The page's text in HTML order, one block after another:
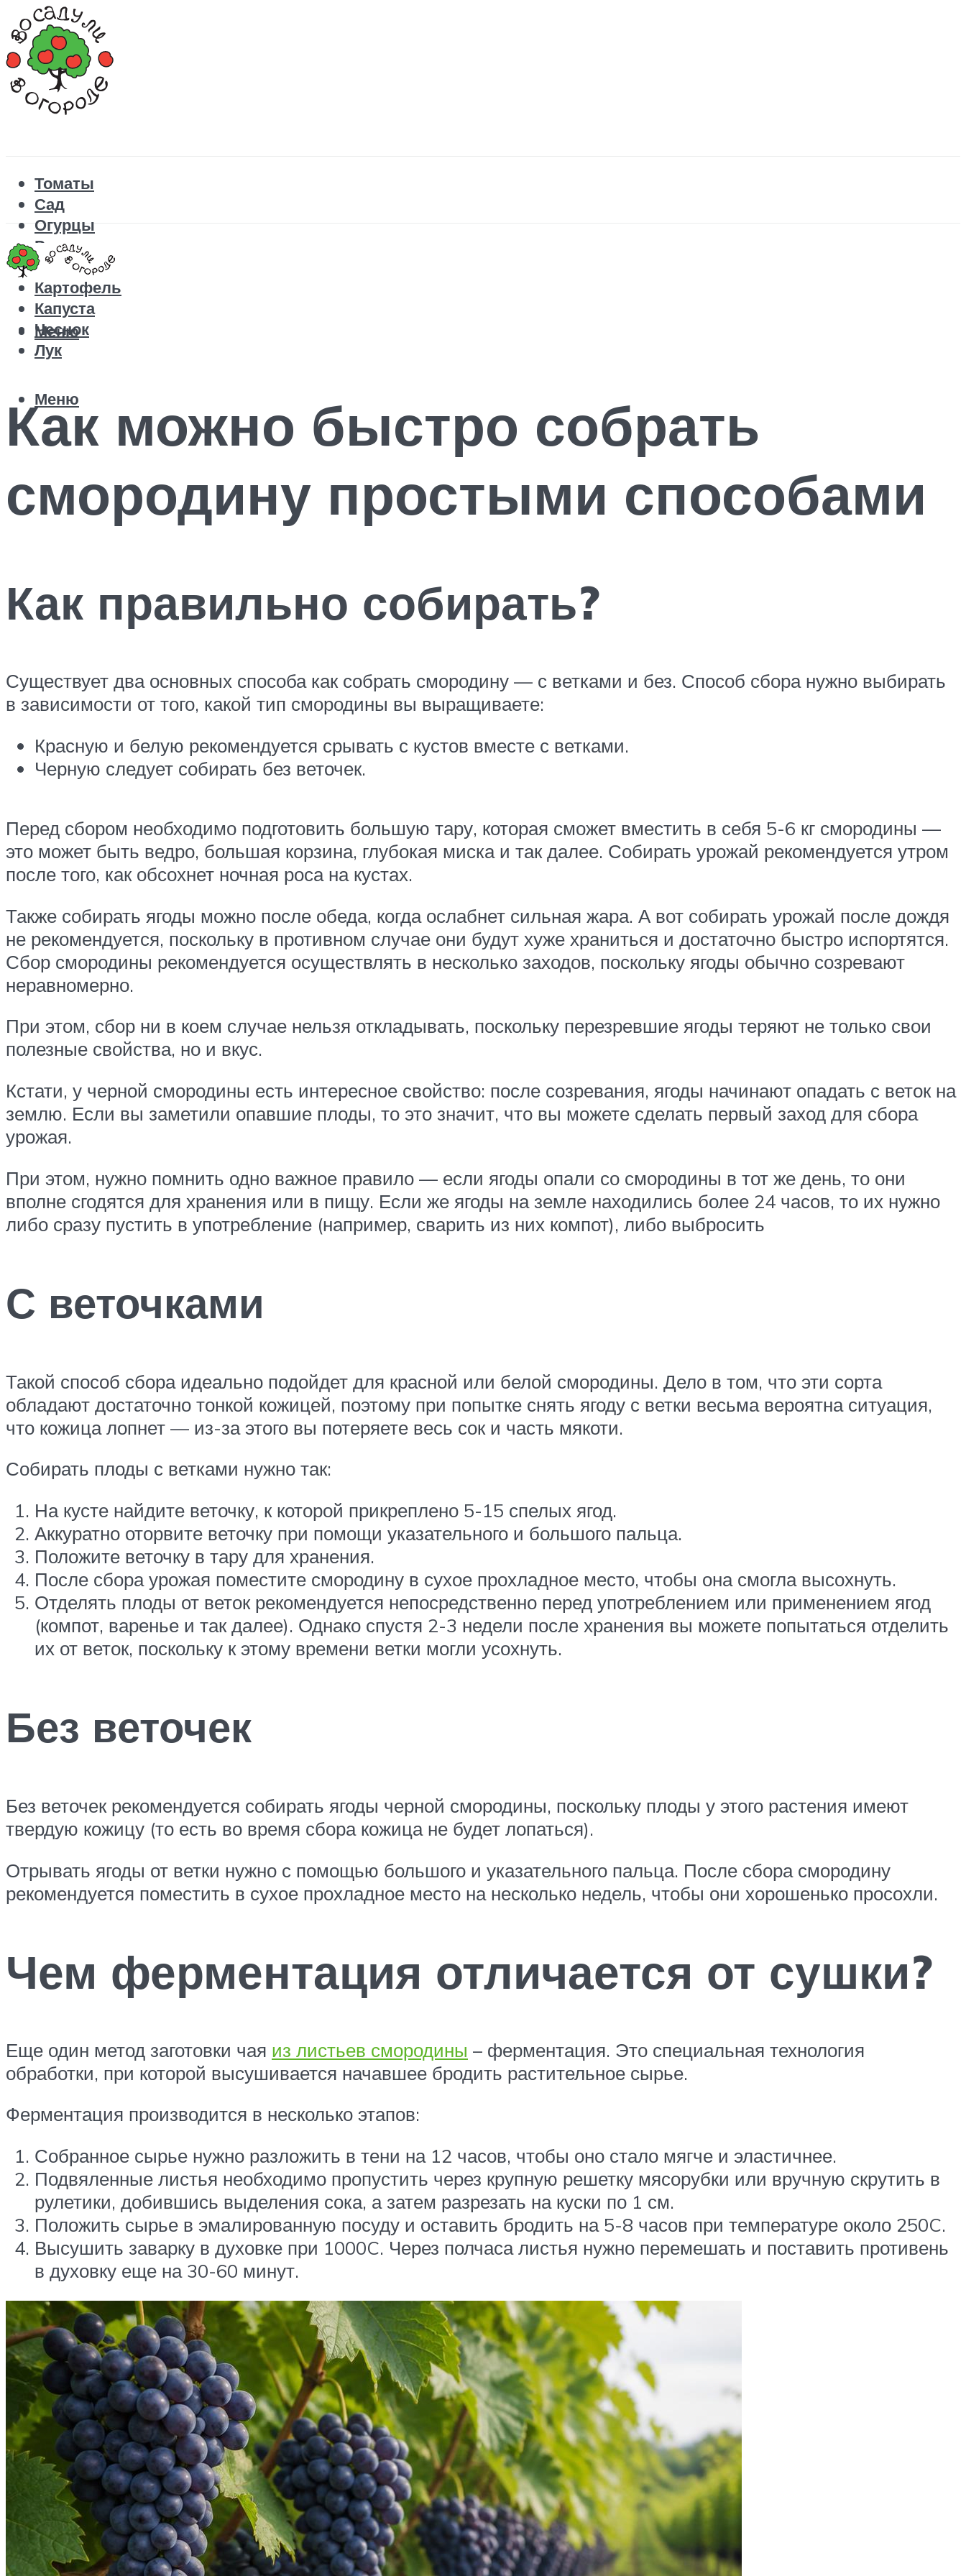
Томаты
Сад
Огурцы
Рецепты
Перец
Картофель
Капуста
Чеснок
Лук
Меню
Меню
Как можно быстро собрать
смородину простыми способами
Как правильно собирать?
Существует два основных способа как собрать смородину — с ветками и без. Способ сбора нужно выбирать
в зависимости от того, какой тип смородины вы выращиваете:
Красную и белую рекомендуется срывать с кустов вместе с ветками.
Черную следует собирать без веточек.
Перед сбором необходимо подготовить большую тару, которая сможет вместить в себя 5-6 кг смородины —
это может быть ведро, большая корзина, глубокая миска и так далее. Собирать урожай рекомендуется утром
после того, как обсохнет ночная роса на кустах.
Также собирать ягоды можно после обеда, когда ослабнет сильная жара. А вот собирать урожай после дождя
не рекомендуется, поскольку в противном случае они будут хуже храниться и достаточно быстро испортятся.
Сбор смородины рекомендуется осуществлять в несколько заходов, поскольку ягоды обычно созревают
неравномерно.
При этом, сбор ни в коем случае нельзя откладывать, поскольку перезревшие ягоды теряют не только свои
полезные свойства, но и вкус.
Кстати, у черной смородины есть интересное свойство: после созревания, ягоды начинают опадать с веток на
землю. Если вы заметили опавшие плоды, то это значит, что вы можете сделать первый заход для сбора
урожая.
При этом, нужно помнить одно важное правило — если ягоды опали со смородины в тот же день, то они
вполне сгодятся для хранения или в пищу. Если же ягоды на земле находились более 24 часов, то их нужно
либо сразу пустить в употребление (например, сварить из них компот), либо выбросить
С веточками
Такой способ сбора идеально подойдет для красной или белой смородины. Дело в том, что эти сорта
обладают достаточно тонкой кожицей, поэтому при попытке снять ягоду с ветки весьма вероятна ситуация,
что кожица лопнет — из-за этого вы потеряете весь сок и часть мякоти.
Собирать плоды с ветками нужно так:
На кусте найдите веточку, к которой прикреплено 5-15 спелых ягод.
Аккуратно оторвите веточку при помощи указательного и большого пальца.
Положите веточку в тару для хранения.
После сбора урожая поместите смородину в сухое прохладное место, чтобы она смогла высохнуть.
Отделять плоды от веток рекомендуется непосредственно перед употреблением или применением ягод
(компот, варенье и так далее). Однако спустя 2-3 недели после хранения вы можете попытаться отделить
их от веток, поскольку к этому времени ветки могли усохнуть.
Без веточек
Без веточек рекомендуется собирать ягоды черной смородины, поскольку плоды у этого растения имеют
твердую кожицу (то есть во время сбора кожица не будет лопаться).
Отрывать ягоды от ветки нужно с помощью большого и указательного пальца. После сбора смородину
рекомендуется поместить в сухое прохладное место на несколько недель, чтобы они хорошенько просохли.
Чем ферментация отличается от сушки?
Еще один метод заготовки чая из листьев смородины – ферментация. Это специальная технология
обработки, при которой высушивается начавшее бродить растительное сырье.
Ферментация производится в несколько этапов:
Собранное сырье нужно разложить в тени на 12 часов, чтобы оно стало мягче и эластичнее.
Подвяленные листья необходимо пропустить через крупную решетку мясорубки или вручную скрутить в
рулетики, добившись выделения сока, а затем разрезать на куски по 1 см.
Положить сырье в эмалированную посуду и оставить бродить на 5-8 часов при температуре около 250C.
Высушить заварку в духовке при 1000C. Через полчаса листья нужно перемешать и поставить противень
в духовку еще на 30-60 минут.